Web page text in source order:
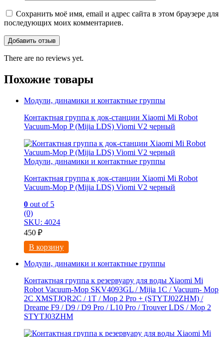
Сохранить моё имя, email и адрес сайта в этом браузере для
последующих моих комментариев.
There are no reviews yet.
Похожие товары
Модули, динамики и контактные группы
Контактная группа к док-станции Xiaomi Mi Robot
Vacuum-Mop P (Mijia LDS) Viomi V2 черный
Модули, динамики и контактные группы
Контактная группа к док-станции Xiaomi Mi Robot
Vacuum-Mop P (Mijia LDS) Viomi V2 черный
0 out of 5
(0)
SKU: 4024
450 ₽
В корзину
Модули, динамики и контактные группы
Контактная группа к резервуару для воды Xiaomi Mi
Robot Vacuum-Mop SKV4093GL / Mijia 1C / Vacuum- Mop
2C XMSTJQR2C / 1T / Mop 2 Pro + (STYTJ02ZHM) /
Dreame F9 / D9 / D9 Pro / L10 Pro / Trouver LDS / Mop 2
STYTJ03ZHM